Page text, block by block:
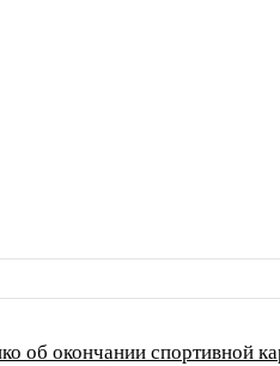
об окончании спортивной